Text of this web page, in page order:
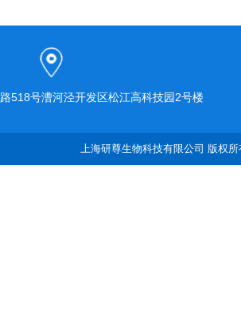
518号漕河泾开发区松江高科技园2号楼
上海研尊生物科技有限公司 版权